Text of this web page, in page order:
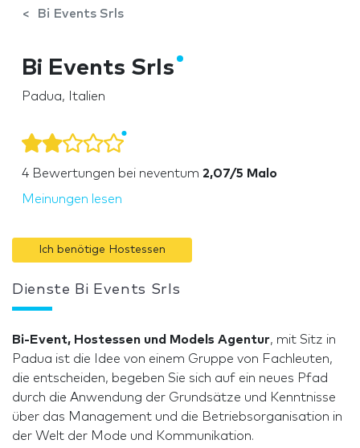
Bi Events Srls
Bi Events Srls
Padua, Italien
4 Bewertungen bei neventum 2,07/5 Malo
Meinungen lesen
Ich benötige Hostessen
Dienste Bi Events Srls
Bi-Event, Hostessen und Models Agentur, mit Sitz in
Padua ist die Idee von einem Gruppe von Fachleuten,
die entscheiden, begeben Sie sich auf ein neues Pfad
durch die Anwendung der Grundsätze und Kenntnisse
über das Management und die Betriebsorganisation in
der Welt der Mode und Kommunikation.